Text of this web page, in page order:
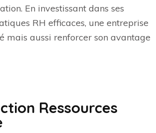
En investissant dans ses
RH efficaces, une entreprise
mais aussi renforcer son avantage
Ressources